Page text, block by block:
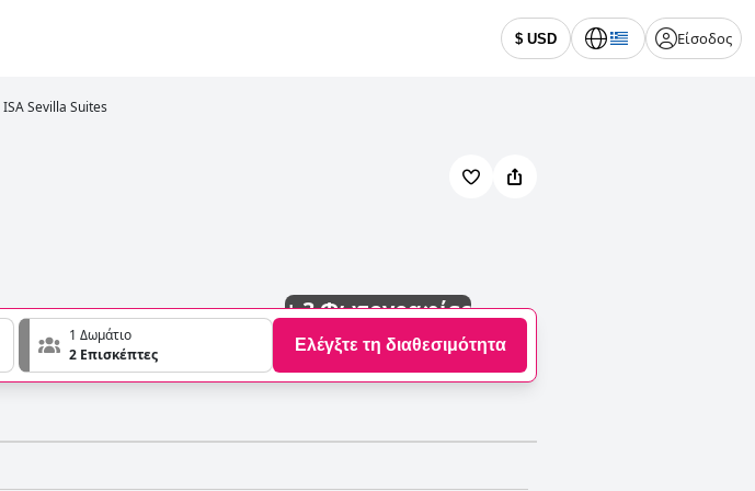
$ USD Είσοδος
ISA Sevilla Suites
+3 Φωτογραφίες
1 Δωμάτιο
2 Επισκέπτες
Ελέγξτε τη διαθεσιμότητα